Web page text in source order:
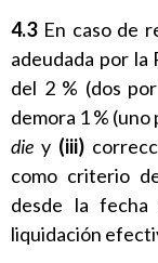
4.3 En caso de
adeudada por
del 2 % (dos
demora 1 %
die y (iii)
como criterio
desde la
liquidación